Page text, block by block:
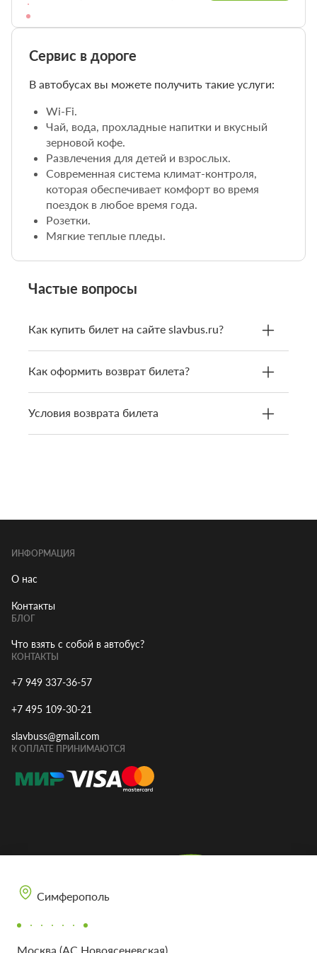
Сервис в дороге
В автобусах вы можете получить такие услуги:
Wi-Fi.
Чай, вода, прохладные напитки и вкусный
зерновой кофе.
Развлечения для детей и взрослых.
Современная система климат-контроля,
которая обеспечивает комфорт во время
поездок в любое время года.
Розетки.
Мягкие теплые пледы.
Частые вопросы
Как купить билет на сайте slavbus.ru?
Как оформить возврат билета?
Условия возврата билета
Симферополь
Москва (АС Новоясеневская)
К ОПЛАТЕ ПРИНИМАЮТСЯ
ИНФОРМАЦИЯ
О нас
Контакты
БЛОГ
Что взять с собой в автобус?
КОНТАКТЫ
+7 949 337-36-57
+7 495 109-30-21
slavbuss@gmail.com
МЫ В СОЦ. СЕТЯХ